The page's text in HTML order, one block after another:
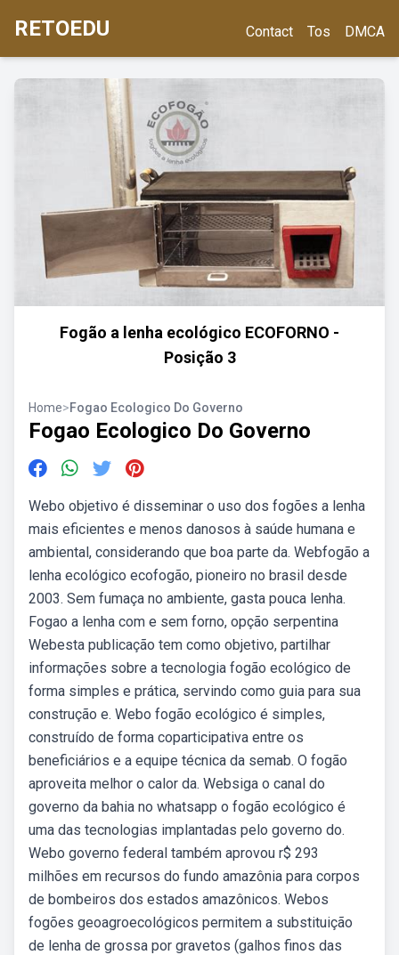
RETOEDU Contact Tos DMCA
Fogão a lenha ecológico ECOFORNO -
Posição 3
Home>Fogao Ecologico Do Governo
Fogao Ecologico Do Governo
Webo objetivo é disseminar o uso dos fogões a lenha
mais eficientes e menos danosos à saúde humana e
ambiental, considerando que boa parte da. Webfogão a
lenha ecológico ecofogão, pioneiro no brasil desde
2003. Sem fumaça no ambiente, gasta pouca lenha.
Fogao a lenha com e sem forno, opção serpentina
Webesta publicação tem como objetivo, partilhar
informações sobre a tecnologia fogão ecológico de
forma simples e prática, servindo como guia para sua
construção e. Webo fogão ecológico é simples,
construído de forma coparticipativa entre os
beneficiários e a equipe técnica da semab. O fogão
aproveita melhor o calor da. Websiga o canal do
governo da bahia no whatsapp o fogão ecológico é
uma das tecnologias implantadas pelo governo do.
Webo governo federal também aprovou r$ 293
milhões em recursos do fundo amazônia para corpos
de bombeiros dos estados amazônicos. Webos
fogões geoagroecológicos permitem a substituição
de lenha de grossa por gravetos (galhos finos das